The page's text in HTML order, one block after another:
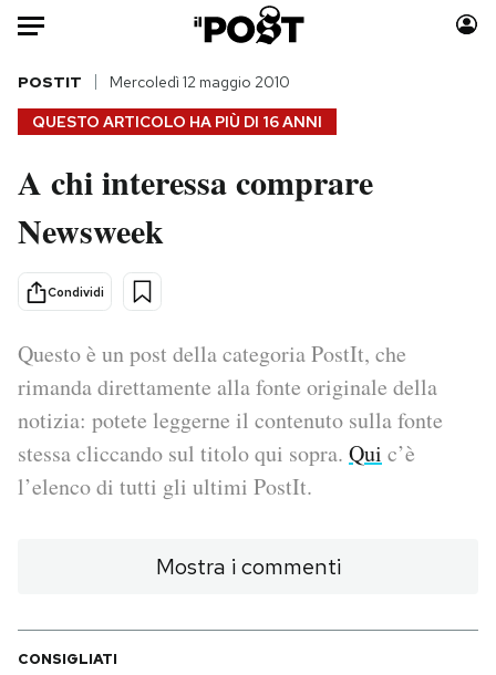
Auto
HOME
Italia
Politica
Tecnologia
Internet
Scienza
Cultura
Moda
Media
Europa
QUESTO ARTICOLO HA PIÙ DI 16 ANNI
POSTIT Mercoledì 12 maggio 2010
A chi interessa comprare
Newsweek
Condividi
Questo è un post della categoria PostIt, che
rimanda direttamente alla fonte originale della
notizia: potete leggerne il contenuto sulla fonte
stessa cliccando sul titolo qui sopra. Qui c’è
l’elenco di tutti gli ultimi PostIt.
Mostra i commenti
CONSIGLIATI